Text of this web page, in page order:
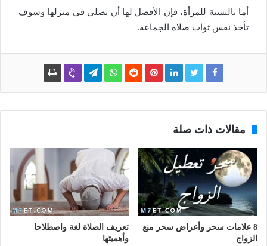
أما بالنسبة للمرأة، فإن الأفضل لها أن تصلي في منزلها وسوف
تأخذ نفس ثواب صلاة الجماعة.
مقالات ذات صلة
8 علامات سحر وأعراض سحر منع
الزواج
تعريف الصلاة لغة واصطلاحا
وأهميتها